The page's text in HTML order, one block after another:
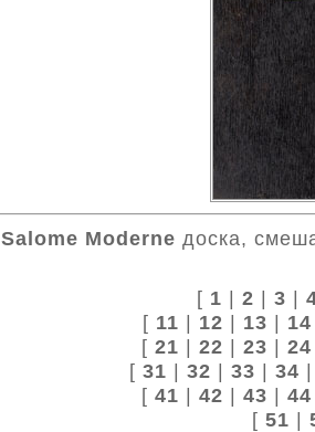
Salome Moderne доска,
[ 1 | 2 | 3 |
[ 11 | 12 | 13 | 14
[ 21 | 22 | 23 | 24
[ 31 | 32 | 33 | 34
[ 41 | 42 | 43 | 44
[ 51 |